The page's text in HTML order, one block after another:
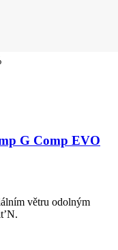
G Comp EVO
větru odolným